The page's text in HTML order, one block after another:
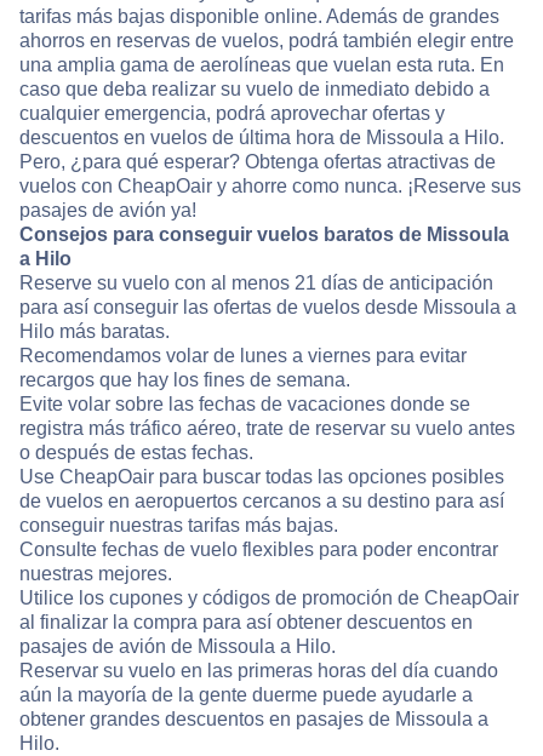
tarifas más bajas disponible online. Además de grandes
ahorros en reservas de vuelos, podrá también elegir entre
una amplia gama de aerolíneas que vuelan esta ruta. En
caso que deba realizar su vuelo de inmediato debido a
cualquier emergencia, podrá aprovechar ofertas y
descuentos en vuelos de última hora de Missoula a Hilo.
Pero, ¿para qué esperar? Obtenga ofertas atractivas de
vuelos con CheapOair y ahorre como nunca. ¡Reserve sus
pasajes de avión ya!
Consejos para conseguir vuelos baratos de Missoula
a Hilo
Reserve su vuelo con al menos 21 días de anticipación
para así conseguir las ofertas de vuelos desde Missoula a
Hilo más baratas.
Recomendamos volar de lunes a viernes para evitar
recargos que hay los fines de semana.
Evite volar sobre las fechas de vacaciones donde se
registra más tráfico aéreo, trate de reservar su vuelo antes
o después de estas fechas.
Use CheapOair para buscar todas las opciones posibles
de vuelos en aeropuertos cercanos a su destino para así
conseguir nuestras tarifas más bajas.
Consulte fechas de vuelo flexibles para poder encontrar
nuestras mejores.
Utilice los cupones y códigos de promoción de CheapOair
al finalizar la compra para así obtener descuentos en
pasajes de avión de Missoula a Hilo.
Reservar su vuelo en las primeras horas del día cuando
aún la mayoría de la gente duerme puede ayudarle a
obtener grandes descuentos en pasajes de Missoula a
Hilo.